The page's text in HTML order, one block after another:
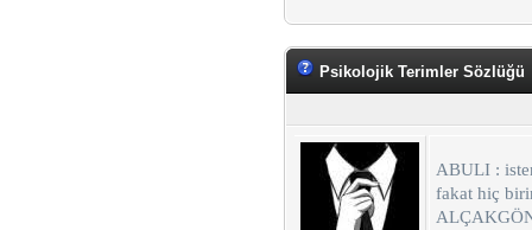
Psikolojik Terimler Sözlüğü
ABULI :
fakat hiç